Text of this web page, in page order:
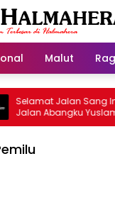
Malut
Jalan Sang
Abangku Yuslam Idris